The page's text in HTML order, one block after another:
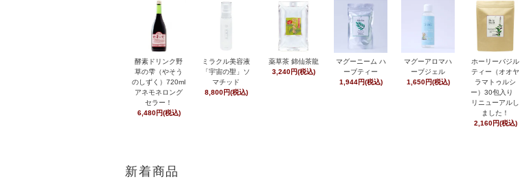
酵素ドリンク野
草の雫（やそう
のしずく）720ml
アネモネロング
セラー！
6,480円(税込)
ミラクル美容液
「宇宙の聖」ソ
マチッド
8,800円(税込)
薬草茶 錦仙茶龍
3,240円(税込)
マグーニーム ハ
ーブティー
1,944円(税込)
マグーアロマハ
ーブジェル
1,650円(税込)
ホーリーバジル
ティー（オオヤ
ラマトゥルシ
ー）30包入り
リニューアルし
ました！
2,160円(税込)
新着商品